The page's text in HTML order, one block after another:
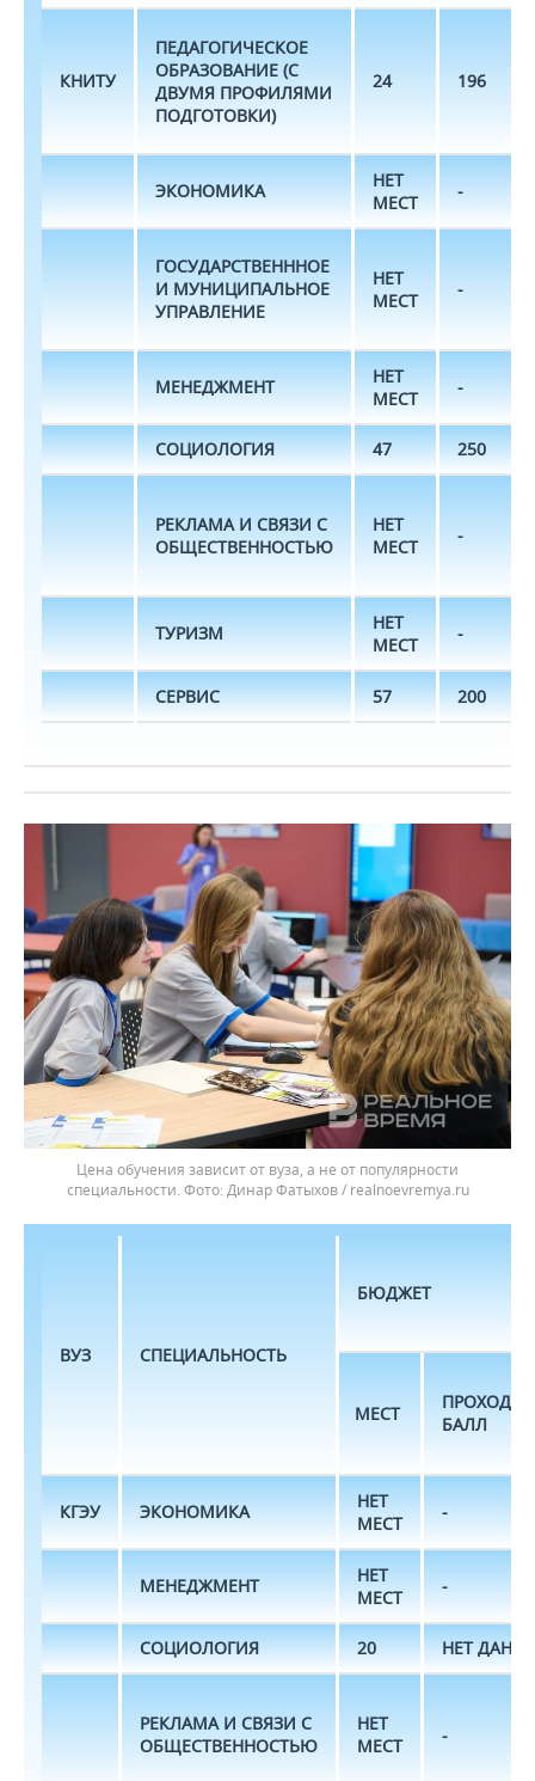
КНИТУ
ПЕДАГОГИЧЕСКОЕ
ОБРАЗОВАНИЕ (С
ДВУМЯ ПРОФИЛЯМИ
ПОДГОТОВКИ)
24 196
ЭКОНОМИКА
НЕТ
МЕСТ
-
ГОСУДАРСТВЕНННОЕ
И МУНИЦИПАЛЬНОЕ
УПРАВЛЕНИЕ
НЕТ
МЕСТ
-
МЕНЕДЖМЕНТ
НЕТ
МЕСТ
-
СОЦИОЛОГИЯ 47 250
РЕКЛАМА И СВЯЗИ С
ОБЩЕСТВЕННОСТЬЮ
НЕТ
МЕСТ
-
ТУРИЗМ
НЕТ
МЕСТ
-
СЕРВИС 57 200
Цена обучения зависит от вуза, а не от популярности
специальности.
Динар Фатыхов / realnoevremya.ru
ВУЗ СПЕЦИАЛЬНОСТЬ
БЮДЖЕТ
МЕСТ
БАЛЛ
КГЭУ ЭКОНОМИКА
НЕТ
МЕСТ
-
МЕНЕДЖМЕНТ
НЕТ
МЕСТ
-
СОЦИОЛОГИЯ 20 НЕТ
РЕКЛАМА И СВЯЗИ С
ОБЩЕСТВЕННОСТЬЮ
НЕТ
МЕСТ
-